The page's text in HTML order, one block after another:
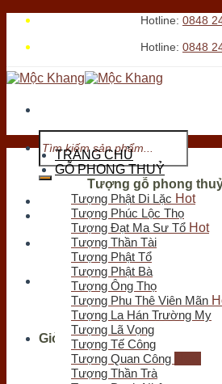
Skip
content
Hotline: 0848
Hotline: 0848
Tìm
kiếm:
Tới xem cửa hàng
Chưa có sản
Tìm
kiếm:
Giỏ hàng
Chưa có sản phẩm
TRANG CHỦ
GỖ PHONG THUỶ
Tượng gỗ phong
Tượng Phật Di Lặc
Tượng Phúc Lộc Thọ
Tượng Đạt Ma Sư Tổ
Tượng Thần Tài
Tượng Phật Tổ
Tượng Phật Bà
Tượng Ông Thọ
Tượng Phu Thê Viên Mãn
Tượng La Hán Trường My
Tượng Lã Vọng
Tượng Tế Công
Tượng Quan Công
Tượng Thần Trà